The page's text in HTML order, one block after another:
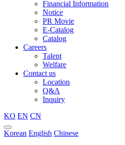
Financial Information
Notice
PR Movie
E-Catalog
Catalog
Careers
Talent
Welfare
Contact us
Location
Q&A
Inquiry
KO EN CN
Korean English Chinese